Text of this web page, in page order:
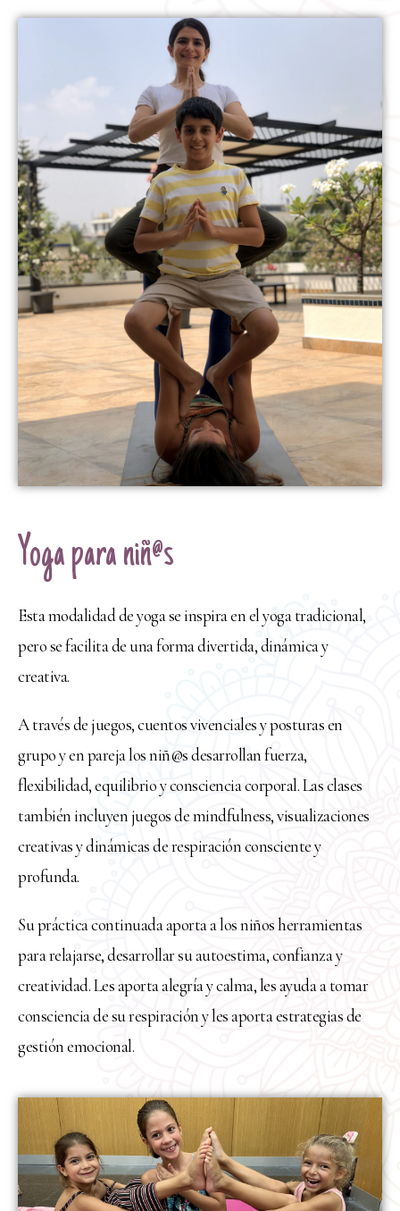
Yoga para niñ@s
Esta modalidad de yoga se inspira en el yoga tradicional,
pero se facilita de una forma divertida, dinámica y
creativa.
A través de juegos, cuentos vivenciales y posturas en
grupo y en pareja los niñ@s desarrollan fuerza,
flexibilidad, equilibrio y consciencia corporal. Las clases
también incluyen juegos de mindfulness, visualizaciones
creativas y dinámicas de respiración consciente y
profunda.
Su práctica continuada aporta a los niños herramientas
para relajarse, desarrollar su autoestima, confianza y
creatividad. Les aporta alegría y calma, les ayuda a tomar
consciencia de su respiración y les aporta estrategias de
gestión emocional.